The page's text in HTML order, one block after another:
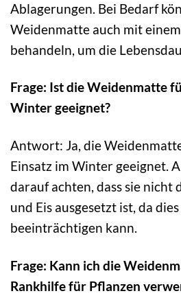
Ablagerungen. Bei Bedarf
Weidenmatte auch mit
behandeln, um die
Frage: Ist die Weidenmatte
Winter geeignet?
Antwort: Ja, die
Einsatz im Winter geeignet.
darauf achten, dass sie nicht
und Eis ausgesetzt ist, da
beeinträchtigen kann.
Frage: Kann ich die
Rankhilfe für Pflanzen